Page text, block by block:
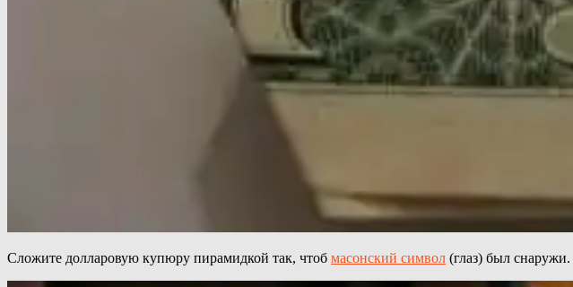
Сложите долларовую купюру пирамидкой так, чтоб масонский символ (глаз) был снаружи.